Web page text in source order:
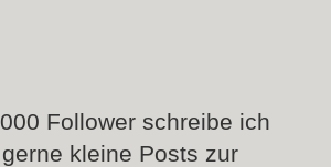
Follower schreibe ich
kleine Posts zur